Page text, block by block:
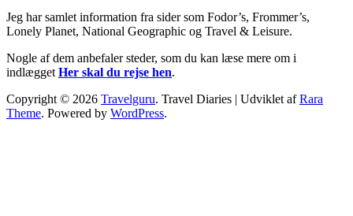
Jeg har samlet information fra sider som Fodor’s, Frommer’s,
Lonely Planet, National Geographic og Travel & Leisure.
Nogle af dem anbefaler steder, som du kan læse mere om i
indlægget Her skal du rejse hen.
Copyright © 2026 Travelguru. Travel Diaries | Udviklet afRara
Theme. Powered by WordPress.